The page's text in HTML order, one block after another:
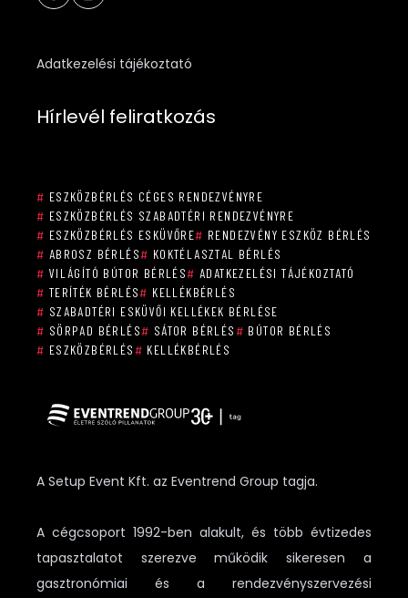
Adatkezelési tájékoztató
Hírlevél feliratkozás
# ESZKÖZBÉRLÉS CÉGES RENDEZVÉNYRE
# ESZKÖZBÉRLÉS SZABADTÉRI RENDEZVÉNYRE
# ESZKÖZBÉRLÉS ESKÜVŐRE# RENDEZVÉNY ESZKÖZ BÉRLÉS
# ABROSZ BÉRLÉS# KOKTÉLASZTAL BÉRLÉS
# VILÁGÍTÓ BÚTOR BÉRLÉS# ADATKEZELÉSI TÁJÉKOZTATÓ
# TERÍTÉK BÉRLÉS# KELLÉKBÉRLÉS
# SZABADTÉRI ESKÜVŐI KELLÉKEK BÉRLÉSE
# SÖRPAD BÉRLÉS# SÁTOR BÉRLÉS# BÚTOR BÉRLÉS
# ESZKÖZBÉRLÉS# KELLÉKBÉRLÉS
A Setup Event Kft. az Eventrend Group tagja.
A cégcsoport 1992-ben alakult, és több évtizedes
tapasztalatot szerezve működik sikeresen a
gasztronómiai és a rendezvényszervezési